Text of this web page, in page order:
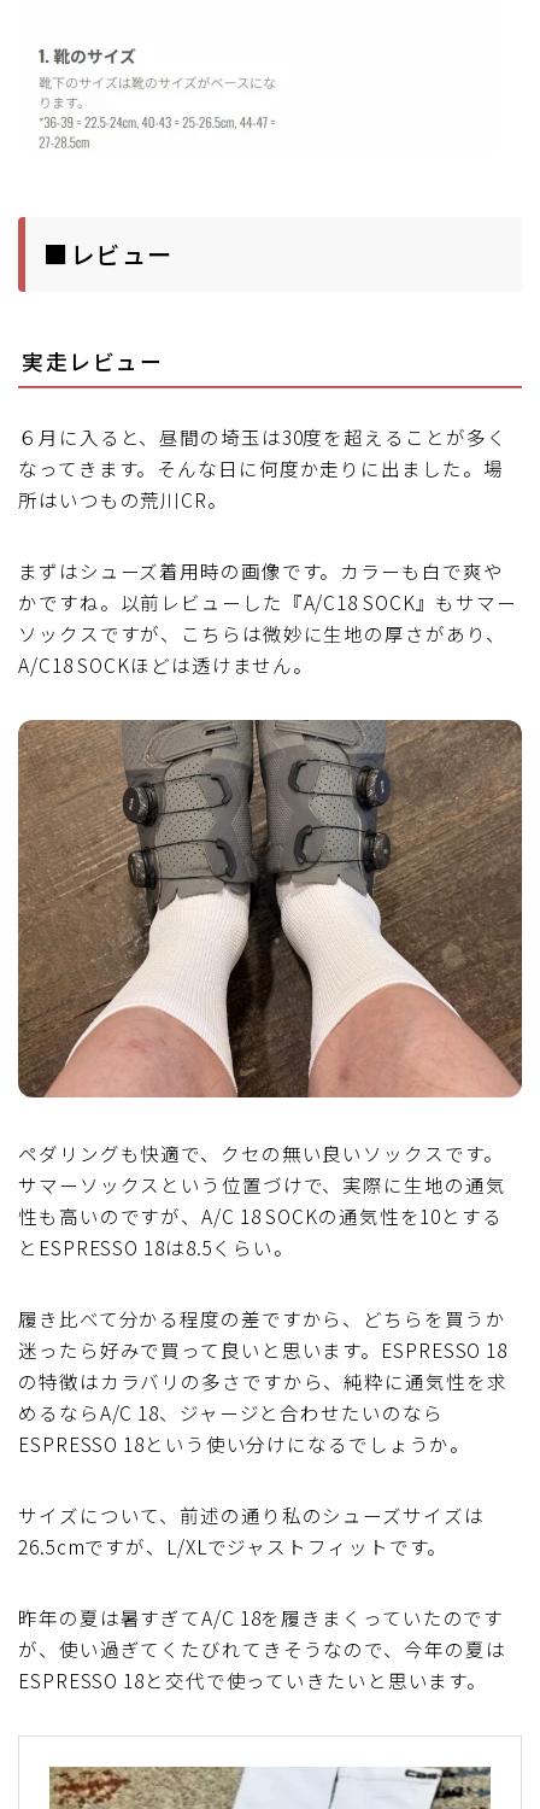
■レビュー
実走レビュー
６月に入ると、昼間の埼玉は30度を超えることが多く
なってきます。そんな日に何度か走りに出ました。場
所はいつもの荒川CR。
まずはシューズ着用時の画像です。カラーも白で爽や
かですね。以前レビューした『A/C18 SOCK』もサマー
ソックスですが、こちらは微妙に生地の厚さがあり、
A/C18 SOCKほどは透けません。
ペダリングも快適で、クセの無い良いソックスです。
サマーソックスという位置づけで、実際に生地の通気
性も高いのですが、A/C 18 SOCKの通気性を10とする
とESPRESSO 18は8.5くらい。
履き比べて分かる程度の差ですから、どちらを買うか
迷ったら好みで買って良いと思います。ESPRESSO 18
の特徴はカラバリの多さですから、純粋に通気性を求
めるならA/C 18、ジャージと合わせたいのなら
ESPRESSO 18という使い分けになるでしょうか。
サイズについて、前述の通り私のシューズサイズは
26.5cmですが、L/XLでジャストフィットです。
昨年の夏は暑すぎてA/C 18を履きまくっていたのです
が、使い過ぎてくたびれてきそうなので、今年の夏は
ESPRESSO 18と交代で使っていきたいと思います。